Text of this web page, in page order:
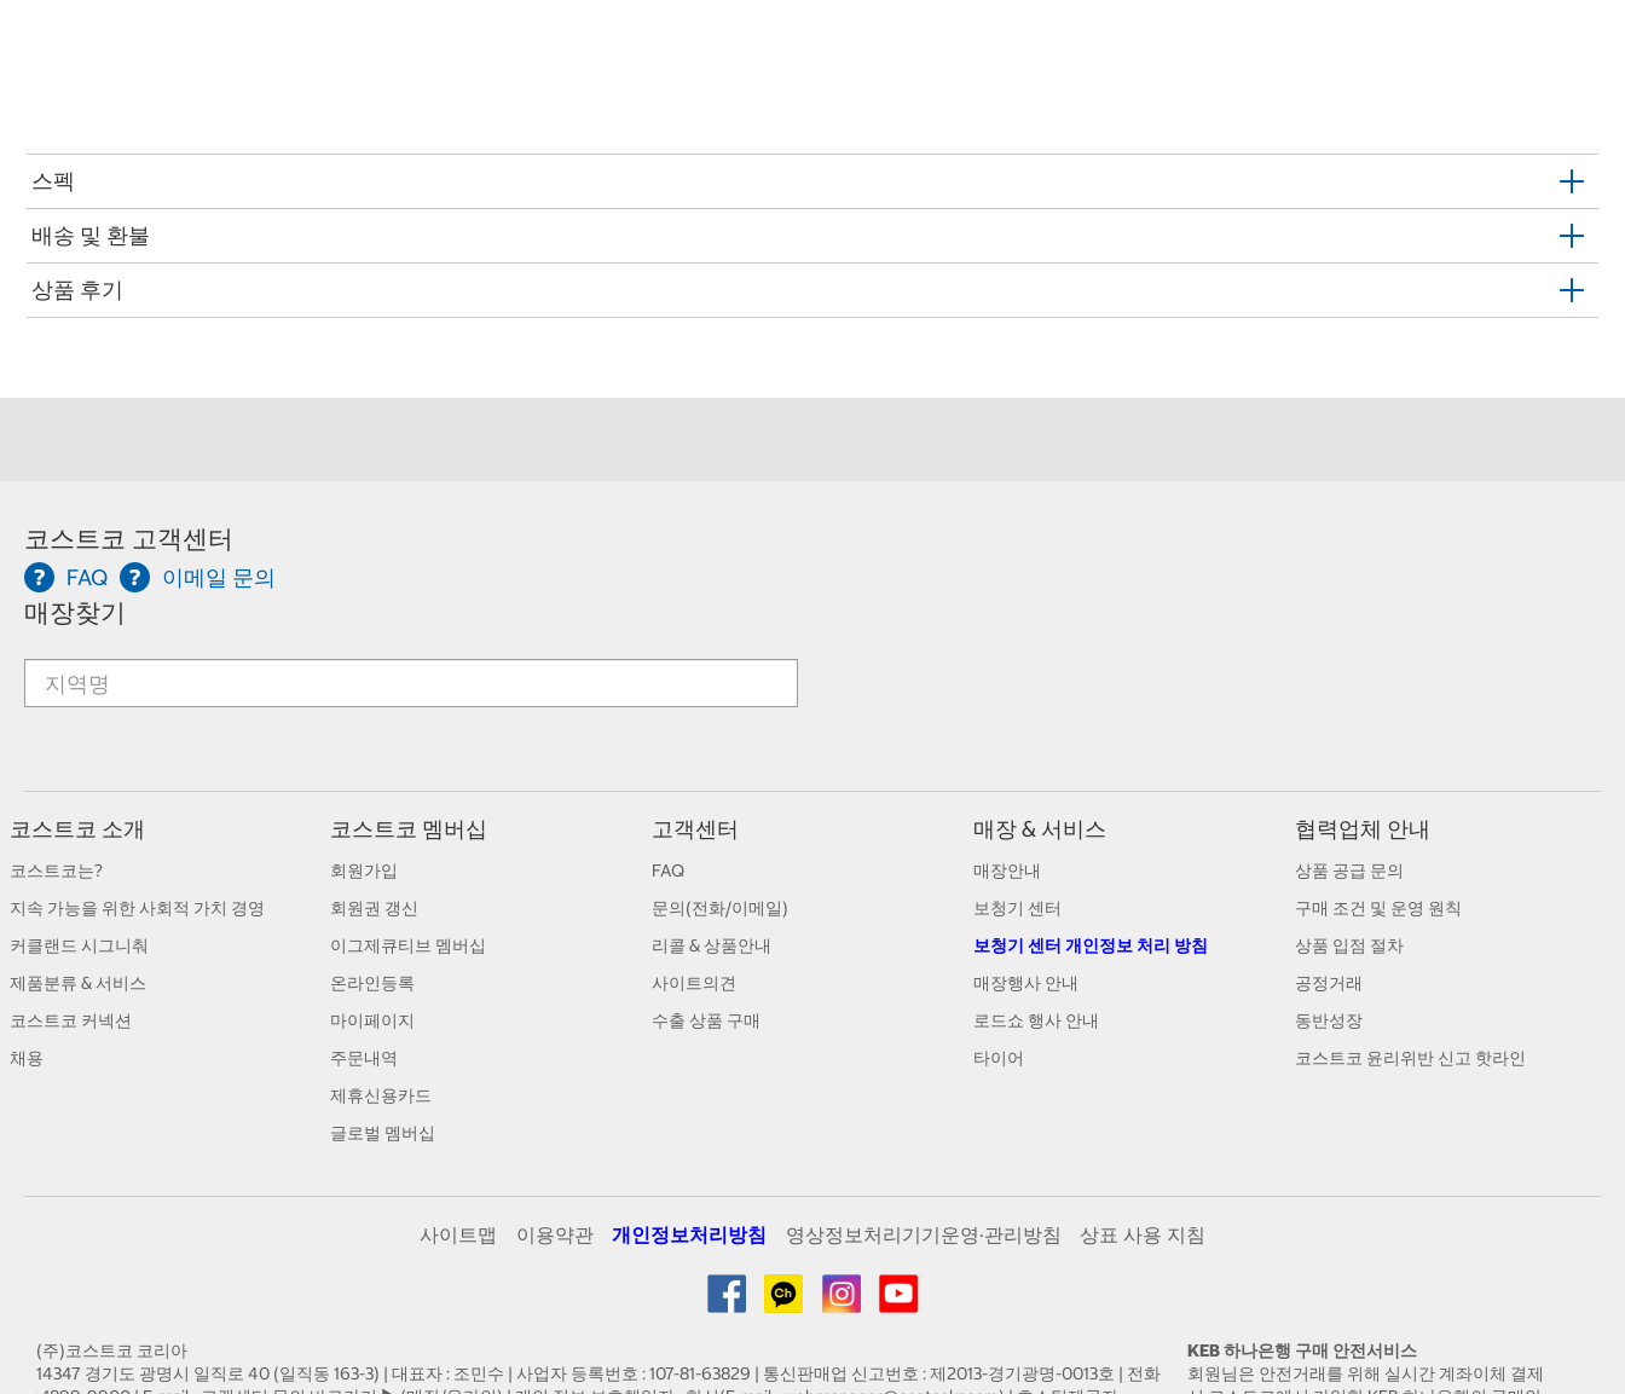
스펙
배송 및 환불
상품 후기
코스트코 고객센터
FAQ 이메일 문의
매장찾기
코스트코 소개
코스트코는?
지속 가능을 위한 사회적 가치 경영
커클랜드 시그니춰
제품분류 & 서비스
코스트코 커넥션
채용
코스트코 멤버십
회원가입
회원권 갱신
이그제큐티브 멤버십
온라인등록
마이페이지
주문내역
제휴신용카드
글로벌 멤버십
고객센터
FAQ
문의(전화/이메일)
리콜 & 상품안내
사이트의견
수출 상품 구매
매장 & 서비스
매장안내
보청기 센터
보청기 센터 개인정보 처리 방침
매장행사 안내
로드쇼 행사 안내
타이어
협력업체 안내
상품 공급 문의
구매 조건 및 운영 원칙
상품 입점 절차
공정거래
동반성장
코스트코 윤리위반 신고 핫라인
사이트맵 이용약관 개인정보처리방침 영상정보처리기기운영·관리방침 상표 사용 지침
(주)코스트코 코리아
14347 경기도 광명시 일직로 40 (일직동 163-3) | 대표자 : 조민수 | 사업자 등록번호 : 107-81-63829 | 통신판매업 신고번호 : 제2013-경기광명-0013호 | 전화
KEB 하나은행 구매 안전서비스
회원님은 안전거래를 위해 실시간 계좌이체 결제